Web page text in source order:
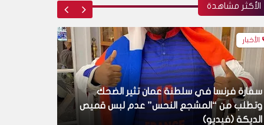
الأكثر مشاهدة
الأخبار
حملة اهداء الانجيل لشخص غير مسيحي